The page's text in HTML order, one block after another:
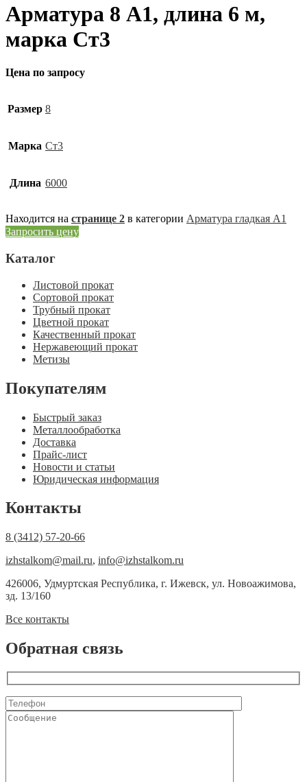
Арматура 8 А1, длина 6 м,
марка Ст3
Цена по запросу
Размер 8
Марка Ст3
Длина 6000
Находится на странице 2 в категории Арматура гладкая А1
Запросить цену
Каталог
Листовой прокат
Сортовой прокат
Трубный прокат
Цветной прокат
Качественный прокат
Нержавеющий прокат
Метизы
Покупателям
Быстрый заказ
Металлообработка
Доставка
Прайс-лист
Новости и статьи
Юридическая информация
Контакты
8 (3412) 57-20-66
izhstalkom@mail.ru, info@izhstalkom.ru
426006, Удмуртская Республика, г. Ижевск, ул. Новоажимова,
зд. 13/160
Все контакты
Обратная связь